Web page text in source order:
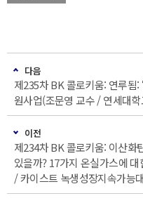
다음
제235차 BK 콜로키움: 연루됨:
원사업(조문영 교수 / 연세대학
이전
제234차 BK 콜로키움: 이산화
있을까? 17가지 온실가스에
/ 카이스트 녹생성장지속가능